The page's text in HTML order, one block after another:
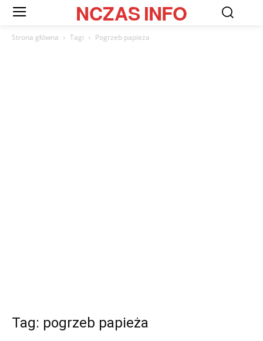
NCZASINFO
Strona główna Tagi Pogrzeb papieża
Tag: pogrzeb papieża